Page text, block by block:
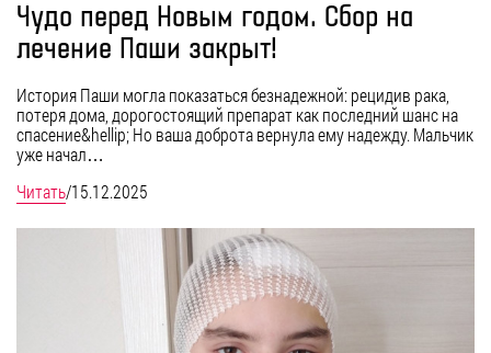
Чудо перед Новым годом. Сбор на
лечение Паши закрыт!
История Паши могла показаться безнадежной: рецидив рака,
потеря дома, дорогостоящий препарат как последний шанс на
спасение&hellip; Но ваша доброта вернула ему надежду. Мальчик
уже начал…
Читать/15.12.2025